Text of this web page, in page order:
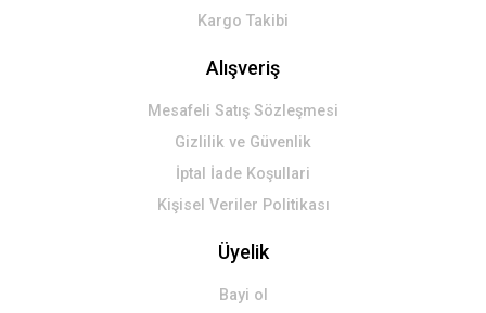
Kargo Takibi
Alışveriş
Mesafeli Satış Sözleşmesi
Gizlilik ve Güvenlik
İptal İade Koşullari
Kişisel Veriler Politikası
Üyelik
Bayi ol